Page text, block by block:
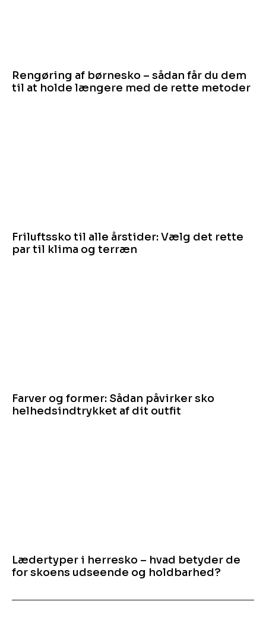
Rengøring af børnesko – sådan får du dem
til at holde længere med de rette metoder
Friluftssko til alle årstider: Vælg det rette
par til klima og terræn
Farver og former: Sådan påvirker sko
helhedsindtrykket af dit outfit
Lædertyper i herresko – hvad betyder de
for skoens udseende og holdbarhed?